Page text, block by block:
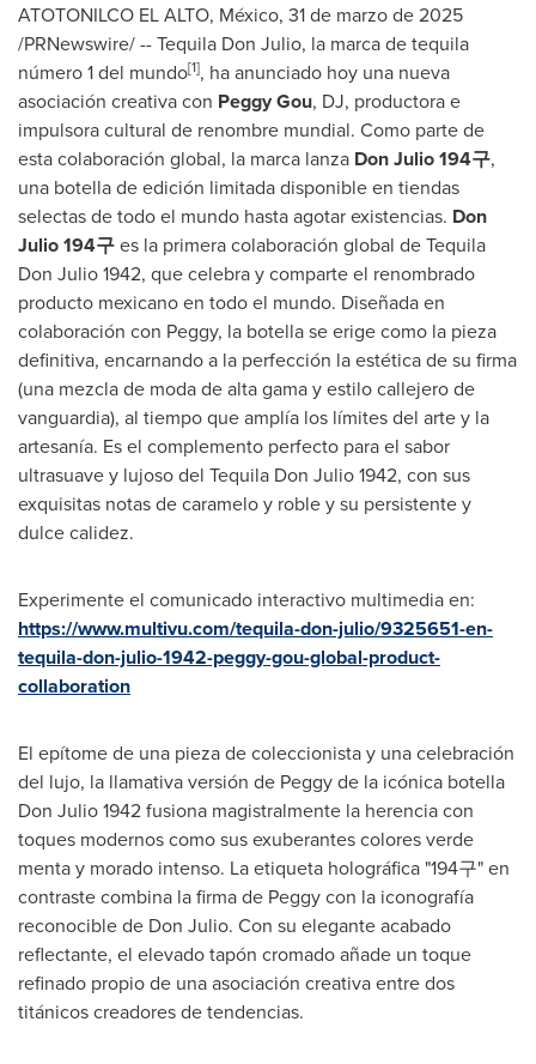
ATOTONILCO EL ALTO, México, 31 de marzo de 2025
/PRNewswire/ --Tequila Don Julio, la marca de tequila
número 1 del mundo[1], ha anunciado hoy una nueva
asociación creativa con Peggy Gou, DJ, productora e
impulsora cultural de renombre mundial. Como parte de
esta colaboración global, la marca lanza Don Julio194구,
una botella de edición limitada disponible en tiendas
selectas de todo el mundo hasta agotar existencias. Don
Julio194구es la primera colaboración global deTequila
Don Julio1942, que celebra y comparte el renombrado
producto mexicano en todo el mundo. Diseñada en
colaboración con Peggy, la botella se erige como la pieza
definitiva, encarnando a la perfección la estética de su firma
(una mezcla de moda de alta gama y estilo callejero de
vanguardia), al tiempo que amplía los límites del arte y la
artesanía. Es el complemento perfecto para el sabor
ultrasuave y lujoso del Tequila Don Julio1942, con sus
exquisitas notas de caramelo y roble y su persistente y
dulce calidez.
Experimente el comunicado interactivo multimedia en:
https://www.multivu.com/tequila-don-julio/9325651-en-
tequila-don-julio-1942-peggy-gou-global-product-
collaboration
El epítome de una pieza de coleccionista y una celebración
del lujo, la llamativa versión de Peggy de la icónica botella
Don Julio1942 fusiona magistralmente la herencia con
toques modernos como sus exuberantes colores verde
menta y morado intenso. La etiqueta holográfica "194구" en
contraste combina la firma de Peggy con la iconografía
reconocible de Don Julio. Con su elegante acabado
reflectante, el elevado tapón cromado añade un toque
refinado propio de una asociación creativa entre dos
titánicos creadores de tendencias.